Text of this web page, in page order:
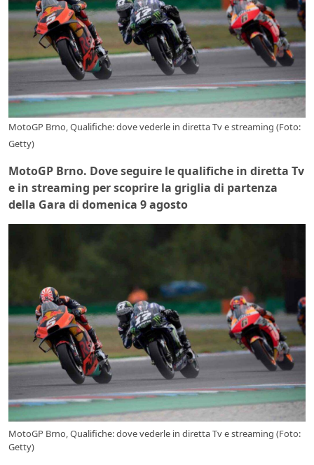
MotoGP Brno, Qualifiche: dove vederle in diretta Tv e streaming (Foto:
Getty)
MotoGP Brno. Dove seguire le qualifiche in diretta Tv
e in streaming per scoprire la griglia di partenza
della Gara di domenica 9 agosto
MotoGP Brno, Qualifiche: dove vederle in diretta Tv e streaming (Foto:
Getty)